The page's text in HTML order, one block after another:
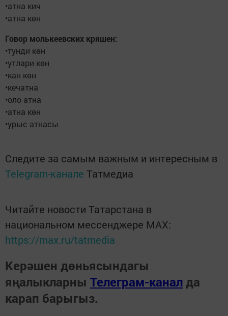
•атна кич
•атна көн
Говор молькеевских кряшен:
•тунди көн
•утлари көн
•кан көн
•кечатна
•оло атна
•атна көн
•урыс атнасы
Следите за самым важным и интересным в
Telegram-канале Татмедиа
Читайте новости Татарстана в
национальном мессенджере MАХ:
https://max.ru/tatmedia
Керәшен дөньясындагы
яңалыкларны Телеграм-канал да
карап барыгыз.